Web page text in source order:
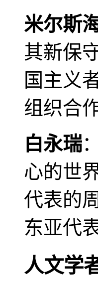
米尔斯
其新保
国主义
组织合
白永瑞
心的世
代表的
东亚代
人文学